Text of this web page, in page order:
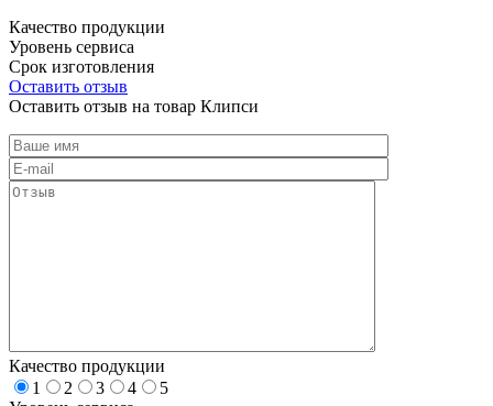
Качество продукции
Уровень сервиса
Срок изготовления
Оставить отзыв
Оставить отзыв на товар Клипси
Качество продукции
1
2 3 4
5